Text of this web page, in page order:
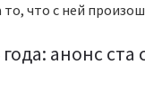
что с ней
анонс